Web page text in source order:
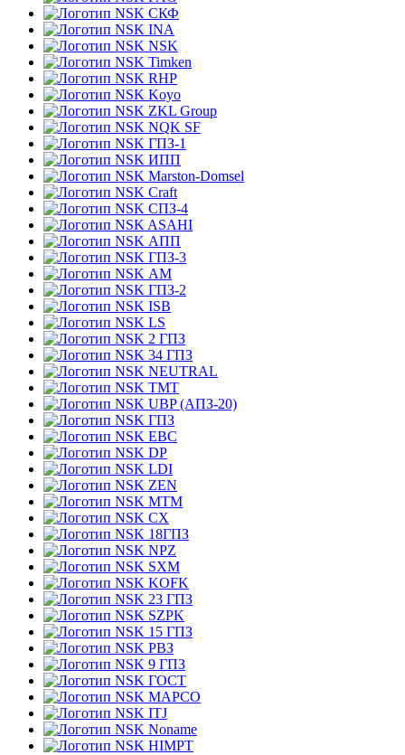
СКФ
INA
NSK
Timken
RHP
Koyo
ZKL Group
NQK SF
ГПЗ-1
ИПП
Marston-Domsel
Craft
СПЗ-4
ASAHI
АПП
ГПЗ-3
АМ
ГПЗ-2
ISB
LS
2 ГПЗ
34 ГПЗ
NEUTRAL
TMT
UBP (АПЗ-20)
ГПЗ
EBC
DP
LDI
ZEN
MTM
CX
18ГПЗ
NPZ
SXM
KOFK
23 ГПЗ
SZPK
15 ГПЗ
РВЗ
9 ГПЗ
ГОСТ
MAPCO
ITJ
Noname
HIMPT